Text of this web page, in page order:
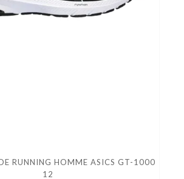
RUNNING HOMME ASICS GT-1000
12